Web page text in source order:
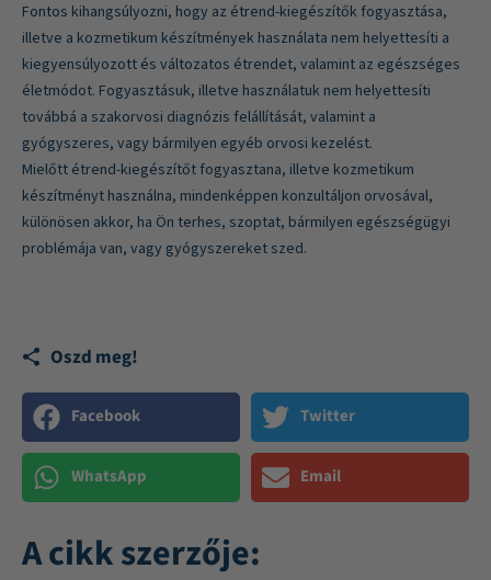
Fontos kihangsúlyozni, hogy az étrend-kiegészítők fogyasztása,
illetve a kozmetikum készítmények használata nem helyettesíti a
kiegyensúlyozott és változatos étrendet, valamint az egészséges
életmódot. Fogyasztásuk, illetve használatuk nem helyettesíti
továbbá a szakorvosi diagnózis felállítását, valamint a
gyógyszeres, vagy bármilyen egyéb orvosi kezelést.
Mielőtt étrend-kiegészítőt fogyasztana, illetve kozmetikum
készítményt használna, mindenképpen konzultáljon orvosával,
különösen akkor, ha Ön terhes, szoptat, bármilyen egészségügyi
problémája van, vagy gyógyszereket szed.
Oszd meg!
Facebook Twitter
WhatsApp Email
A cikk szerzője: